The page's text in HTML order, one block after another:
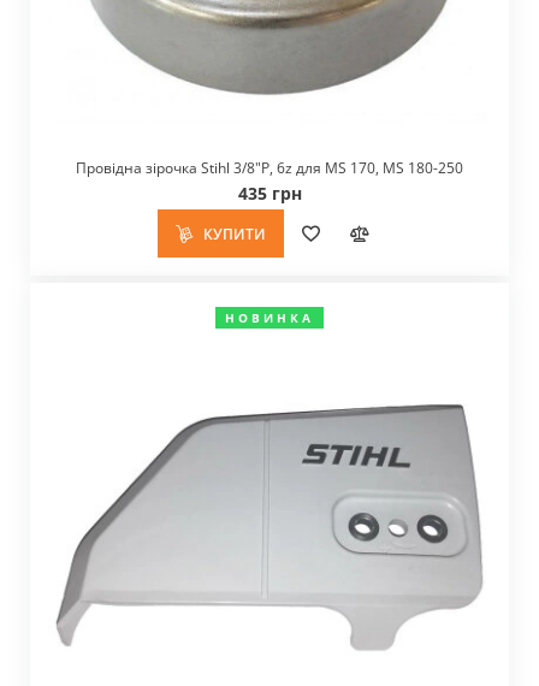
Провідна зірочка Stihl 3/8"P, 6z для MS 170, MS 180-250
435 грн
КУПИТИ
НОВИНКА